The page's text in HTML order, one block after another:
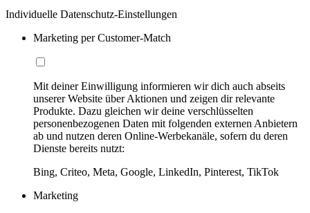
Individuelle Datenschutz-Einstellungen
Marketing per Customer-Match
Mit deiner Einwilligung informieren wir dich auch abseits
unserer Website über Aktionen und zeigen dir relevante
Produkte. Dazu gleichen wir deine verschlüsselten
personenbezogenen Daten mit folgenden externen Anbietern
ab und nutzen deren Online-Werbekanäle, sofern du deren
Dienste bereits nutzt:
Bing, Criteo, Meta, Google, LinkedIn, Pinterest, TikTok
Marketing